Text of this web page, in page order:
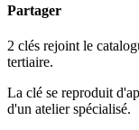
Partager
2 clés rejoint le
tertiaire.
La clé se reproduit
d'un atelier spécialisé.